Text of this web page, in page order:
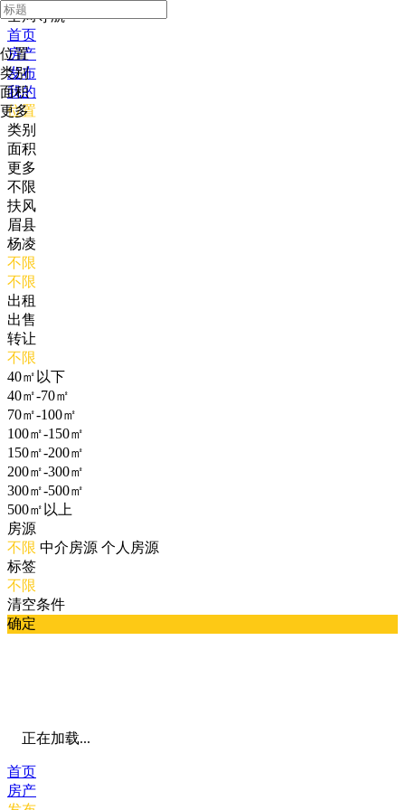
全局导航
首页
房产
发布
我的
位置
类别
面积
更多
位置
类别
面积
更多
不限
扶风
眉县
杨凌
不限
不限
出租
出售
转让
不限
40㎡以下
40㎡-70㎡
70㎡-100㎡
100㎡-150㎡
150㎡-200㎡
200㎡-300㎡
300㎡-500㎡
500㎡以上
房源
不限 中介房源 个人房源
标签
不限
清空条件
确定
正在加载...
首页
房产